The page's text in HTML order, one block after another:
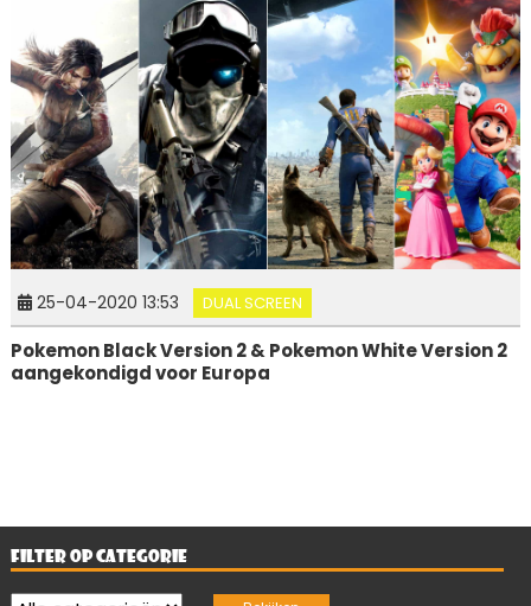
25-04-2020 13:53 DUAL SCREEN
Pokemon Black Version 2 & Pokemon White Version 2
aangekondigd voor Europa
FILTER OP CATEGORIE